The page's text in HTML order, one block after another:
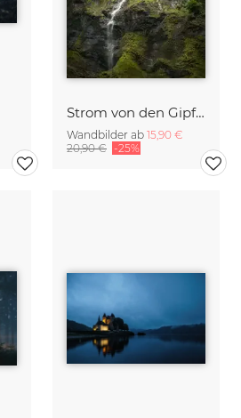
Strom von den Gipfeln
Wandbilder ab 15,90 €
20,90 € -25%